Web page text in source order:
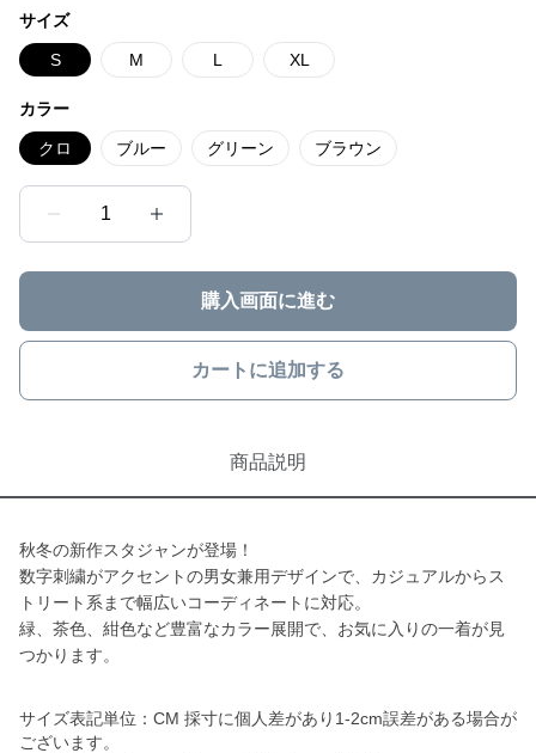
サイズ
S M L XL
カラー
クロ ブルー グリーン ブラウン
1
購入画面に進む
カートに追加する
商品説明
秋冬の新作スタジャンが登場！
数字刺繍がアクセントの男女兼用デザインで、カジュアルからス
トリート系まで幅広いコーディネートに対応。
緑、茶色、紺色など豊富なカラー展開で、お気に入りの一着が見
つかります。
サイズ表記単位：CM 採寸に個人差があり1-2cm誤差がある場合が
ございます。